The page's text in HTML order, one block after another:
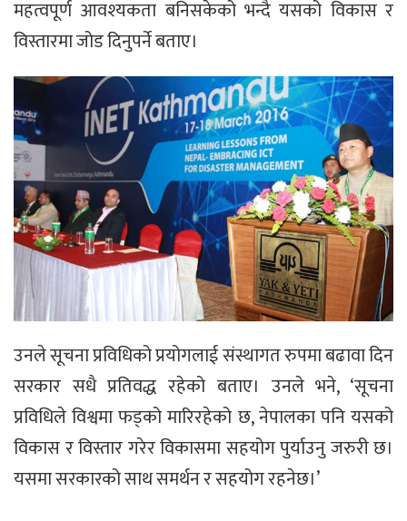
महत्वपूर्ण आवश्‍यकता बनिसकेको भन्दै यसको विकास र
विस्तारमा जोड दिनुपर्ने बताए।
उनले सूचना प्रविधिको प्रयोगलाई संस्थागत रुपमा बढावा दिन
सरकार सधै प्रतिवद्ध रहेको बताए। उनले भने, ‘सूचना
प्रविधिले विश्वमा फड्को मारिरहेको छ, नेपालका पनि यसको
विकास र विस्तार गरेर विकासमा सहयोग पुर्याउनु जरुरी छ।
यसमा सरकारको साथ समर्थन र सहयोग रहनेछ।’